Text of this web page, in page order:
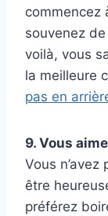
commencez
souvenez
voilà, vous
la meilleure
pas en
9. Vous
Vous n’avez
être
préférez